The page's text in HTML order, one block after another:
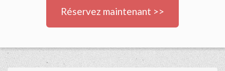
Réservez maintenant >>